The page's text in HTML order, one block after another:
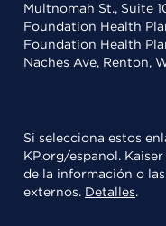
Multnomah St., Suite
Foundation Health
Foundation Health
Naches Ave, Renton,
Si selecciona estos
KP.org/espanol.
de la información o
externos. Detalles.